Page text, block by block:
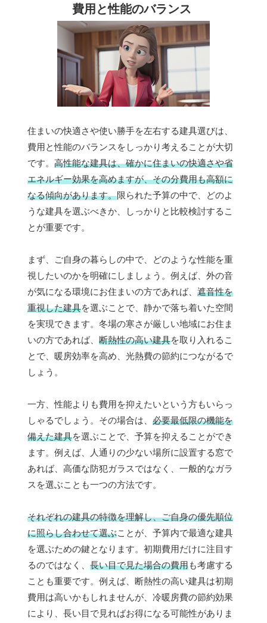
費用と性能のバランス
住まいの快適さや使い勝手を左右する建具選びは、
費用と性能のバランスをしっかり考えることが大切
です。 高性能な建具は、確かに住まいの快適さや省
エネルギー効果を高めますが、その分費用も高額に
なる傾向があります。限られた予算の中で、どのよ
うな建具を選ぶべきか、しっかりと比較検討するこ
とが重要です。
まず、ご自身の暮らしの中で、どのような性能を重
視したいのかを明確にしましょう。例えば、外の音
が気になる環境にお住まいの方であれば、 遮音性を
重視した建具を選ぶことで、静かで落ち着いた空間
を実現できます。冬場の寒さが厳しい地域にお住ま
いの方であれば、 断熱性の高い建具を取り入れるこ
とで、暖房効率を高め、光熱費の節約につながるで
しょう。
一方、性能よりも費用を抑えたいという方もいらっ
しゃるでしょう。その場合は、 必要最低限の機能を
備えた建具を選ぶことで、予算を抑えることができ
ます。例えば、人通りの少ない場所に設置する窓で
あれば、高価な防犯ガラスではなく、一般的なガラ
スを選ぶことも一つの方法です。
それぞれの建具の特徴を理解し、ご自身の優先順位
に照らし合わせて選ぶことが、予算内で最適な建具
を選ぶための鍵となります。初期費用だけに注目す
るのではなく、 長い目で見た場合の費用も考慮する
ことも重要です。例えば、断熱性の高い建具は初期
費用は高いかもしれませんが、冷暖房費の節約効果
により、長い目で見ればお得になる可能性がありま